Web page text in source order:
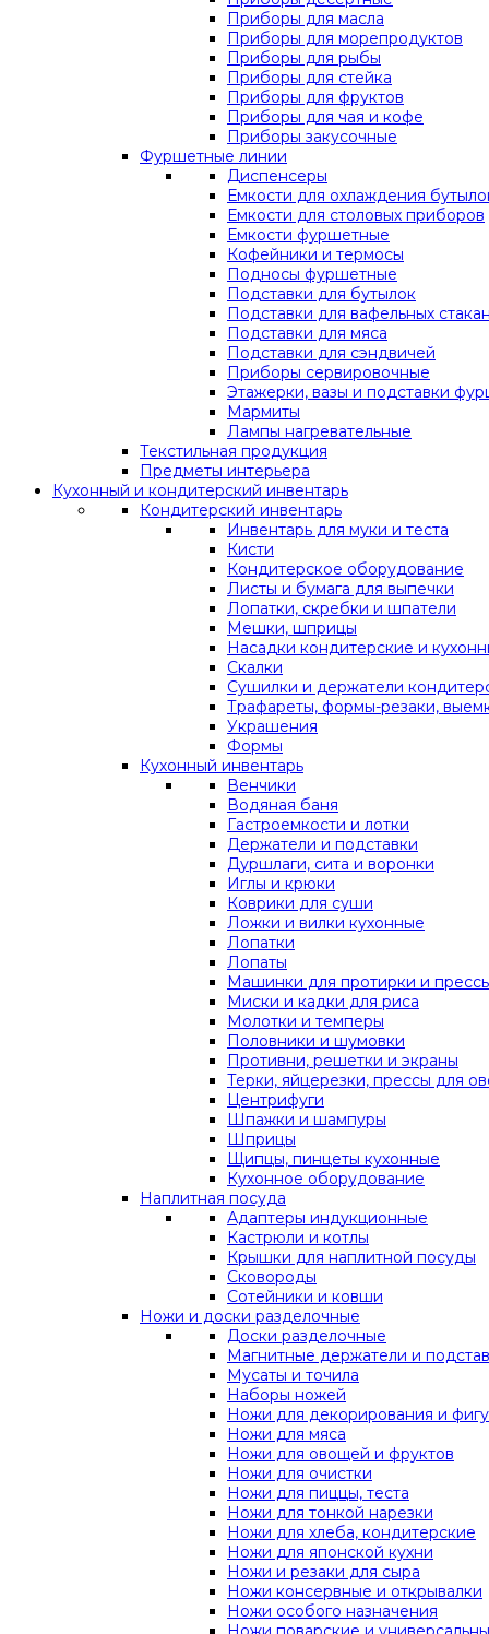
Приборы для масла
Приборы для морепродуктов
Приборы для рыбы
Приборы для стейка
Приборы для фруктов
Приборы для чая и кофе
Приборы закусочные
Фуршетные линии
Диспенсеры
Емкости для охлаждения
Емкости для столовых приборов
Емкости фуршетные
Кофейники и термосы
Подносы фуршетные
Подставки для бутылок
Подставки для вафельных
Подставки для мяса
Подставки для сэндвичей
Приборы сервировочные
Этажерки, вазы и подставки
Мармиты
Лампы нагревательные
Текстильная продукция
Предметы интерьера
Кухонный и кондитерский инвентарь
Кондитерский инвентарь
Инвентарь для муки и теста
Кисти
Кондитерское оборудование
Листы и бумага для выпечки
Лопатки, скребки и шпатели
Мешки, шприцы
Насадки кондитерские и
Скалки
Сушилки и держатели
Трафареты, формы-резаки,
Украшения
Формы
Кухонный инвентарь
Венчики
Водяная баня
Гастроемкости и лотки
Держатели и подставки
Дуршлаги, сита и воронки
Иглы и крюки
Коврики для суши
Ложки и вилки кухонные
Лопатки
Лопаты
Машинки для протирки и
Миски и кадки для риса
Молотки и темперы
Половники и шумовки
Противни, решетки и экраны
Терки, яйцерезки, прессы для
Центрифуги
Шпажки и шампуры
Шприцы
Щипцы, пинцеты кухонные
Кухонное оборудование
Наплитная посуда
Адаптеры индукционные
Кастрюли и котлы
Крышки для наплитной посуды
Сковороды
Сотейники и ковши
Ножи и доски разделочные
Доски разделочные
Магнитные держатели и
Мусаты и точила
Наборы ножей
Ножи для декорирования и
Ножи для мяса
Ножи для овощей и фруктов
Ножи для очистки
Ножи для пиццы, теста
Ножи для тонкой нарезки
Ножи для хлеба, кондитерские
Ножи для японской кухни
Ножи и резаки для сыра
Ножи консервные и открывалки
Ножи особого назначения